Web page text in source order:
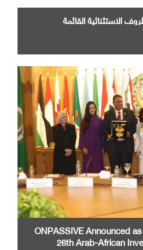
الاستثنائية القائمة
ONPASSIVE Announced
26th Arab-African